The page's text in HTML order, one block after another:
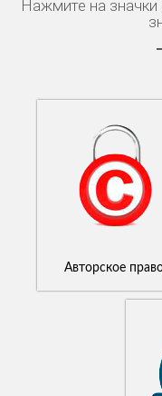
Нажмите на
Авторское